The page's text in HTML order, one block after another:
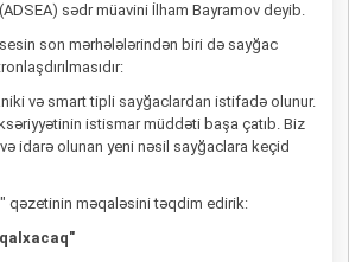
sədr müavini İlham Bayramov deyib.
son mərhələlərindən biri də sayğac
və smart tipli sayğaclardan istifadə olunur.
istismar müddəti başa çatıb. Biz
idarə olunan yeni nəsil sayğaclara keçid
qəzetinin məqaləsini təqdim edirik: